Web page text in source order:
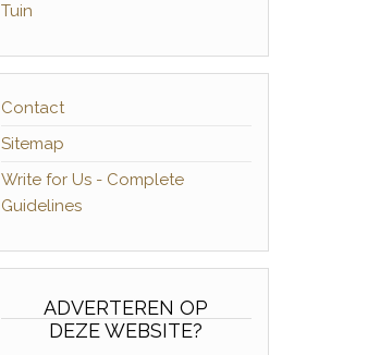
Tuin
Contact
Sitemap
Write for Us - Complete
Guidelines
ADVERTEREN OP
DEZE WEBSITE?